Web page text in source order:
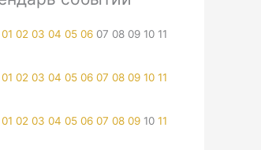
01 02 03 04 05 06 07 08 09 10 11
01 02 03 04 05 06 07 08 09 10 11
01 02 03 04 05 06 07 08 09 10 11